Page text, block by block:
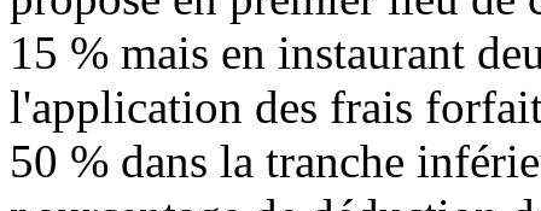
15 % mais en instaurant
l'application des frais
50 % dans la tranche